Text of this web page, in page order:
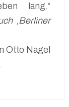
lang.“
‚Berliner
Otto Nagel